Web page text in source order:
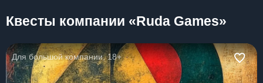
Квесты компании «Ruda Games»
Для большой компании, 18+